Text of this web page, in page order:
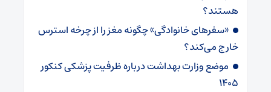
هستند؟
«سفرهای خانوادگی» چگونه مغز را از چرخه استرس
خارج می‌کند؟
موضع وزارت بهداشت درباره ظرفیت پزشکی کنکور
۱۴۰۵